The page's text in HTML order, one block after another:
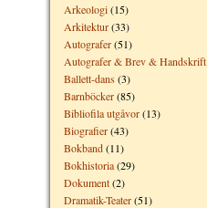
Arkeologi(15)
Arkitektur(33)
Autografer(51)
Autografer & Brev & Handskrift
Ballett-dans (3)
Barnböcker(85)
Bibliofila utgåvor(13)
Biografier(43)
Bokband(11)
Bokhistoria(29)
Dokument(2)
Dramatik-Teater(51)